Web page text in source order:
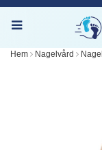
Hem Nagelvård